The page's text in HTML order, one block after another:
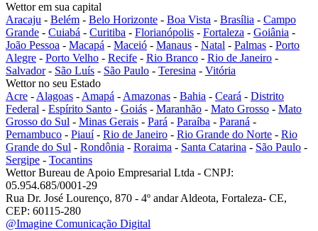
Wettor em sua capital
Aracaju - Belém - Belo Horizonte - Boa Vista - Brasília - Campo
Grande - Cuiabá - Curitiba - Florianópolis - Fortaleza - Goiânia -
João Pessoa - Macapá - Maceió - Manaus - Natal - Palmas - Porto
Alegre - Porto Velho - Recife - Rio Branco - Rio de Janeiro -
Salvador- São Luís - São Paulo - Teresina - Vitória
Wettor no seu Estado
Acre - Alagoas - Amapá - Amazonas - Bahia - Ceará - Distrito
Federal - Espírito Santo - Goiás - Maranhão - Mato Grosso - Mato
Grosso do Sul - Minas Gerais - Pará - Paraíba - Paraná -
Pernambuco - Piauí- Rio de Janeiro - Rio Grande do Norte - Rio
Grande do Sul - Rondônia - Roraima - Santa Catarina - São Paulo -
Sergipe - Tocantins
Wettor Bureau de Apoio Empresarial Ltda - CNPJ:
05.954.685/0001-29
Rua Dr. José Lourenço, 870 - 4º andar Aldeota, Fortaleza- CE,
CEP: 60115-280
@Imagine Comunicação Digital